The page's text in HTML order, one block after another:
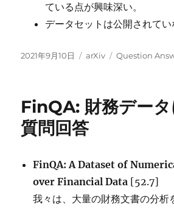
ている点が興味深い。
データセットは公開されてい
投
2021年9月10日
カ
ー
arXiv
タ
Question
FinQA: 財務デー
質問回答
FinQA: A Dataset of
over Financial Data [52.7]
我々は、大量の財務文書の分析